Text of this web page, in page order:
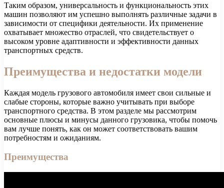
Таким образом, универсальность и функциональность этих
машин позволяют им успешно выполнять различные задачи в
зависимости от специфики деятельности. Их применение
охватывает множество отраслей, что свидетельствует о
высоком уровне адаптивности и эффективности данных
транспортных средств.
Преимущества и недостатки модели
Каждая модель грузового автомобиля имеет свои сильные и
слабые стороны, которые важно учитывать при выборе
транспортного средства. В этом разделе мы рассмотрим
основные плюсы и минусы данного грузовика, чтобы помочь
вам лучше понять, как он может соответствовать вашим
потребностям и ожиданиям.
Преимущества